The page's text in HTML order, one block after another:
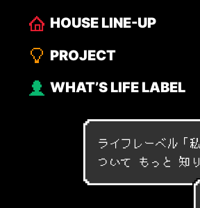
HOUSE LINE-UP
PROJECT
WHAT’S LIFE LABEL
ライフレーベル「私
つ いて も っ と 知 り